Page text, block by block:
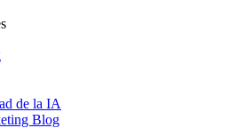
de la IA
Blog